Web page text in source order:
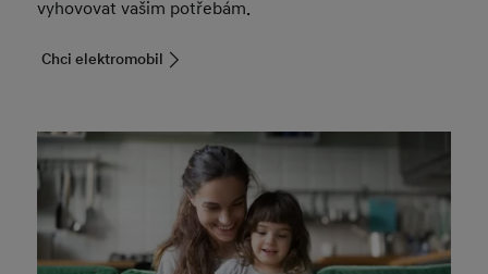
vyhovovat vašim potřebám.
Chci elektromobil